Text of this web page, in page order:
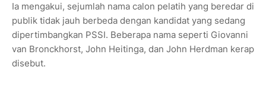
Ia mengakui, sejumlah nama calon pelatih yang beredar di
publik tidak jauh berbeda dengan kandidat yang sedang
dipertimbangkan PSSI. Beberapa nama seperti Giovanni
van Bronckhorst, John Heitinga, dan John Herdman kerap
disebut.